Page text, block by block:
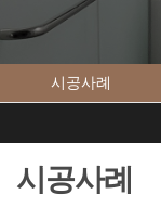
시공사례
시공사례